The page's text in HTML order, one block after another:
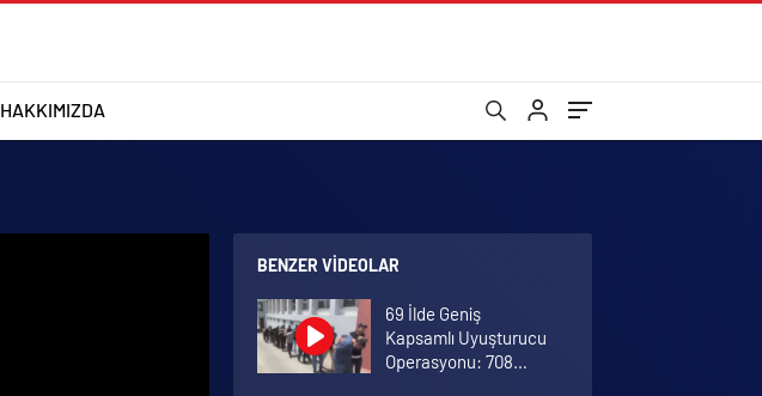
HAKKIMIZDA
BENZER VIDEOLAR
69 İlde Geniş
Kapsamlı Uyuşturucu
Operasyonu: 708